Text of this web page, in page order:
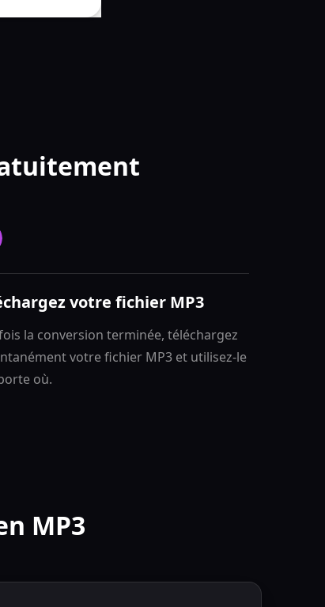
votre fichier MP3
la conversion terminée, téléchargez
votre fichier MP3 et utilisez-le
où.
MP3